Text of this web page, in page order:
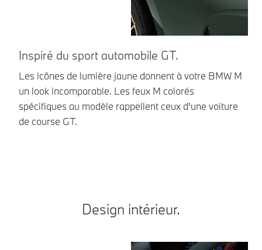
Inspiré du sport automobile GT.
Les icônes de lumière jaune donnent à votre BMW M
un look incomparable. Les feux M colorés
spécifiques au modèle rappellent ceux d'une voiture
de course GT.
Design intérieur.